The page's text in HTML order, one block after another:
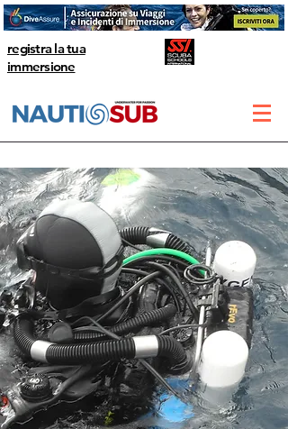
registra la tua
immersione